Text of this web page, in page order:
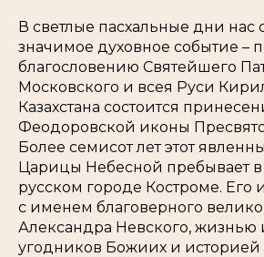
В светлые пасхальные дни нас
значимое духовное событие –
благословению Святейшего
Московского и всея Руси
Казахстана состоится
Феодоровской иконы
Более семисот лет этот
Царицы Небесной пребывает в
русском городе Костроме. Его
с именем благоверного
Александра Невского, жизнью
угодников Божиих и